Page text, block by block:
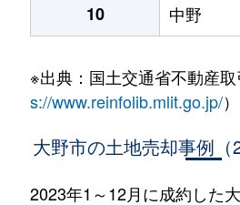
10
中野
※出典：国土交通省不動産
s://www.reinfolib.mlit.go.jp/
大野市の土地売却事例（
2023年1～12月に成約した